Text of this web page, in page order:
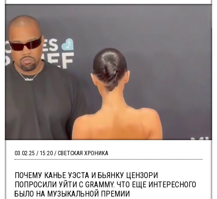
ПОЧЕМУ КАНЬЕ УЭСТА И БЬЯНКУ ЦЕНЗОРИ
ПОПРОСИЛИ УЙТИ С GRAMMY. ЧТО ЕЩЕ ИНТЕРЕСНОГО
БЫЛО НА МУЗЫКАЛЬНОЙ ПРЕМИИ
03.02.25 / 15:20 / СВЕТСКАЯ ХРОНИКА